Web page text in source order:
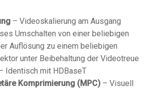
– Videoskalierung am Ausgang
Umschalten von einer beliebigen
Auflösung zu einem beliebigen
unter Beibehaltung der Videotreue
Identisch mit HDBaseT
Komprimierung (MPC) – Visuell